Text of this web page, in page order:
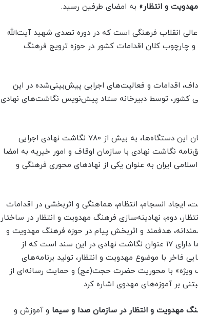
و انتظار» به امضای طرفین رسید.
انقلاب فرهنگی است که در دوره تصدی شهید آیت‌الله
چارچوب کلان اقدامات کشور در حوزه ترویج فرهنگ
اقدامات و فعالیت‌های اجرایی پیش‌بینی‌شده در این
۷۰ نهاد و دستگاه اجرایی کشور، توسط دبیرخانه ستاد پیش‌نویس نگاشت‌های نهادی
مجموعاً ۱۶۰ نگاشت نهادی طراحی شده که با توزیع میان این دستگاه‌ها، به بیش از ۷۸۰ نگاشت نهادی اجرایی
نگاشت نهادی با سازمان اوقاف و امور خیریه به امضا
ایران به عنوان یکی از نهادهای محوری فرهنگی و
انسجام، انتظام، هماهنگی و اثربخشی در اقدامات
دوم، نهادینه‌سازی فرهنگ مهدویت و انتظار در ساختار
هدفمند و اثربخش پیام در حوزه فرهنگ مهدویت و
انتظار، بر اساس توافق انجام‌شده، سازمان صدا و سیما دارای ۱۷ عنوان نگاشت نهادی در این سند است که از
فاخر با موضوع مهدویت و انتظار، تولید برنامه‌های
ویژه» با محوریت حضرت حجت(عج) و حمایت رسانه‌ای از
بر آموزه‌های مهدوی اشاره کرد.
مهدویت و انتظار در سازمان صدا و سیما و آموزش و